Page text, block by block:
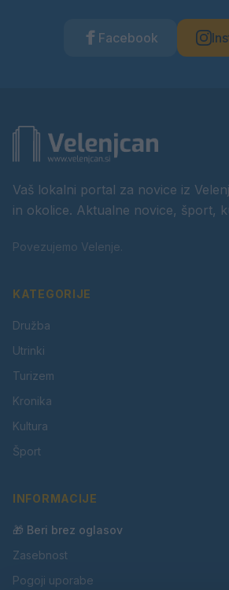
Facebook
Vaš lokalni portal za novice iz
in okolice. Aktualne novice, šport,
Povezujemo Velenje.
KATEGORIJE
Družba
Utrinki
Turizem
Kronika
Kultura
Šport
INFORMACIJE
🎁 Beri brez oglasov
Zasebnost
Pogoji uporabe